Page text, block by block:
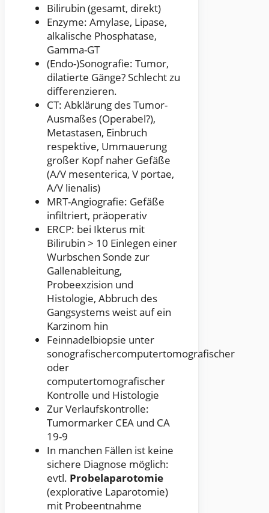
Bilirubin (gesamt, direkt)
Enzyme: Amylase, Lipase,
alkalische Phosphatase,
Gamma-GT
(Endo-)Sonografie: Tumor,
dilatierte Gänge? Schlecht zu
differenzieren.
CT: Abklärung des Tumor-
Ausmaßes (Operabel?),
Metastasen, Einbruch
respektive, Ummauerung
großer Kopf naher Gefäße
(A/V mesenterica, V portae,
A/V lienalis)
MRT-Angiografie: Gefäße
infiltriert, präoperativ
ERCP: bei Ikterus mit
Bilirubin > 10 Einlegen einer
Wurbschen Sonde zur
Gallenableitung,
Probeexzision und
Histologie, Abbruch des
Gangsystems weist auf ein
Karzinom hin
Feinnadelbiopsie unter
sonografischercomputertomografischer
oder
computertomografischer
Kontrolle und Histologie
Zur Verlaufskontrolle:
Tumormarker CEA und CA
19-9
In manchen Fällen ist keine
sichere Diagnose möglich:
evtl. Probelaparotomie
(explorative Laparotomie)
mit Probeentnahme